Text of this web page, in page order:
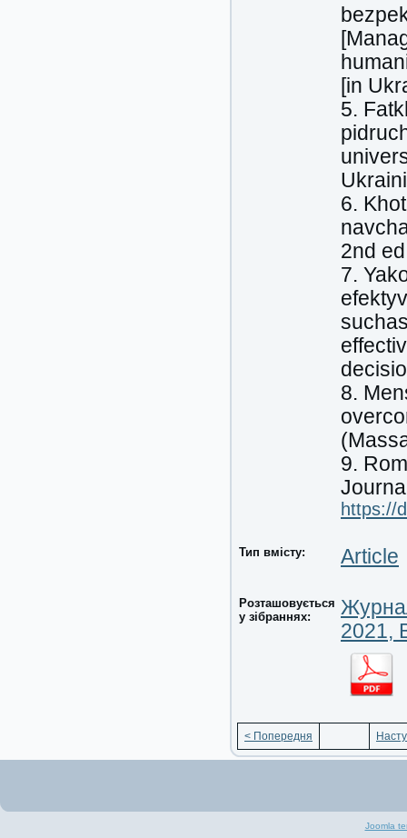
[in
5.
6.
2nd
7.
8.
9.
https://
Тип вмісту: Article
Розташовується
у зібраннях:
2021,
< Попередня
Joomla